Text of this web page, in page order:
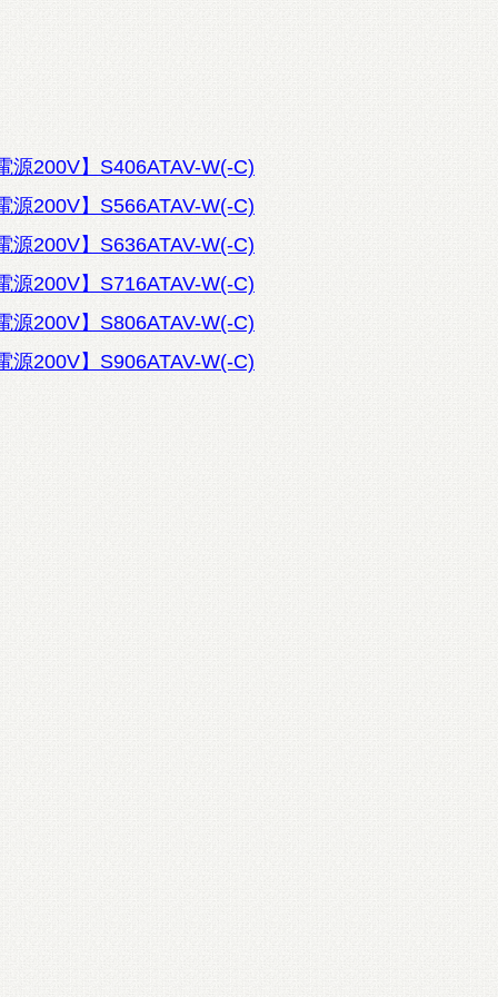
源200V】S406ATAV-W(-C)
源200V】S566ATAV-W(-C)
源200V】S636ATAV-W(-C)
源200V】S716ATAV-W(-C)
源200V】S806ATAV-W(-C)
源200V】S906ATAV-W(-C)